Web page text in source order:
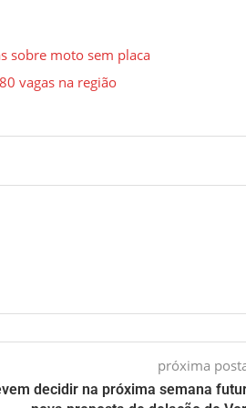
sobre moto sem placa
vagas na região
próxima
decidir na próxima semana